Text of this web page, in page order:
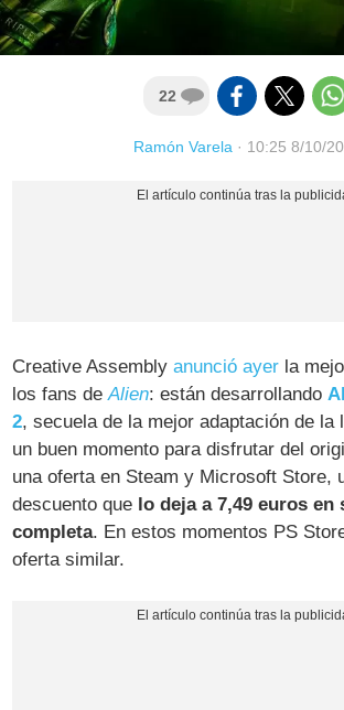
22
Ramón Varela· 10:25 8/10/
Creative Assemblyanunció ayer la
los fans deAlien: están desarrollando
2, secuela de la mejor adaptación de la
un buen momento para disfrutar del
una oferta en Steam y Microsoft Store,
descuento que lo deja a 7,49 euros en
completa. En estos momentos PS
oferta similar.